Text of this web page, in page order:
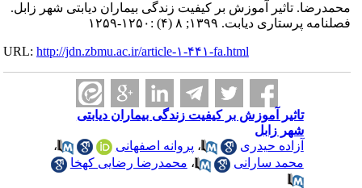
محمدرضا. تاثیر آموزش بر کیفیت زندگی بیماران دیابتی شهر زابل.
فصلنامه پرستاری دیابت. ۱۳۹۹; ۸ (۴) :۱۲۵۰-۱۲۵۹
URL:http://jdn.zbmu.ac.ir/article-۱-۴۴۱-fa.html
تاثیر آموزش بر کیفیت زندگی بیماران دیابتی
شهر زابل
آزاده حیدری
،پروانه اصفهانی
،
محمد سارانی
،محمدرضا رضایی کهخا